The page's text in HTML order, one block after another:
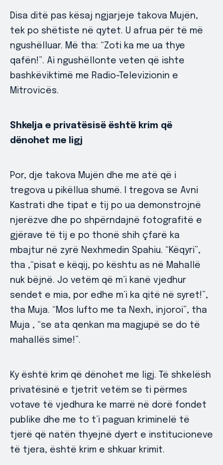
Disa ditë pas kësaj ngjarjeje takova Mujën,
tek po shëtiste në qytet. U afrua për të më
ngushëlluar. Më tha: “Zoti ka me ua thye
qafën!”. Ai ngushëllonte veten që ishte
bashkëviktimë me Radio-Televizionin e
Mitrovicës.
Shkelja e privatësisë është krim që
dënohet me ligj
Por, dje takova Mujën dhe me atë që i
tregova u pikëllua shumë. I tregova se Avni
Kastrati dhe tipat e tij po ua demonstrojnë
njerëzve dhe po shpërndajnë fotografitë e
gjërave të tij e po thonë shih çfarë ka
mbajtur në zyrë Nexhmedin Spahiu. “Këqyri”,
tha ,“pisat e këqij, po kështu as në Mahallë
nuk bëjnë. Jo vetëm që m’i kanë vjedhur
sendet e mia, por edhe m’i ka qitë në syret!”,
tha Muja. “Mos lufto me ta Nexh, injoroi”, tha
Muja , “se ata qenkan ma magjupë se do të
mahallës sime!”.
Ky është krim që dënohet me ligj. Të shkelësh
privatësinë e tjetrit vetëm se ti përmes
votave të vjedhura ke marrë në dorë fondet
publike dhe me to t’i paguan kriminelë të
tjerë që natën thyejnë dyert e institucioneve
të tjera, është krim e shkuar krimit.